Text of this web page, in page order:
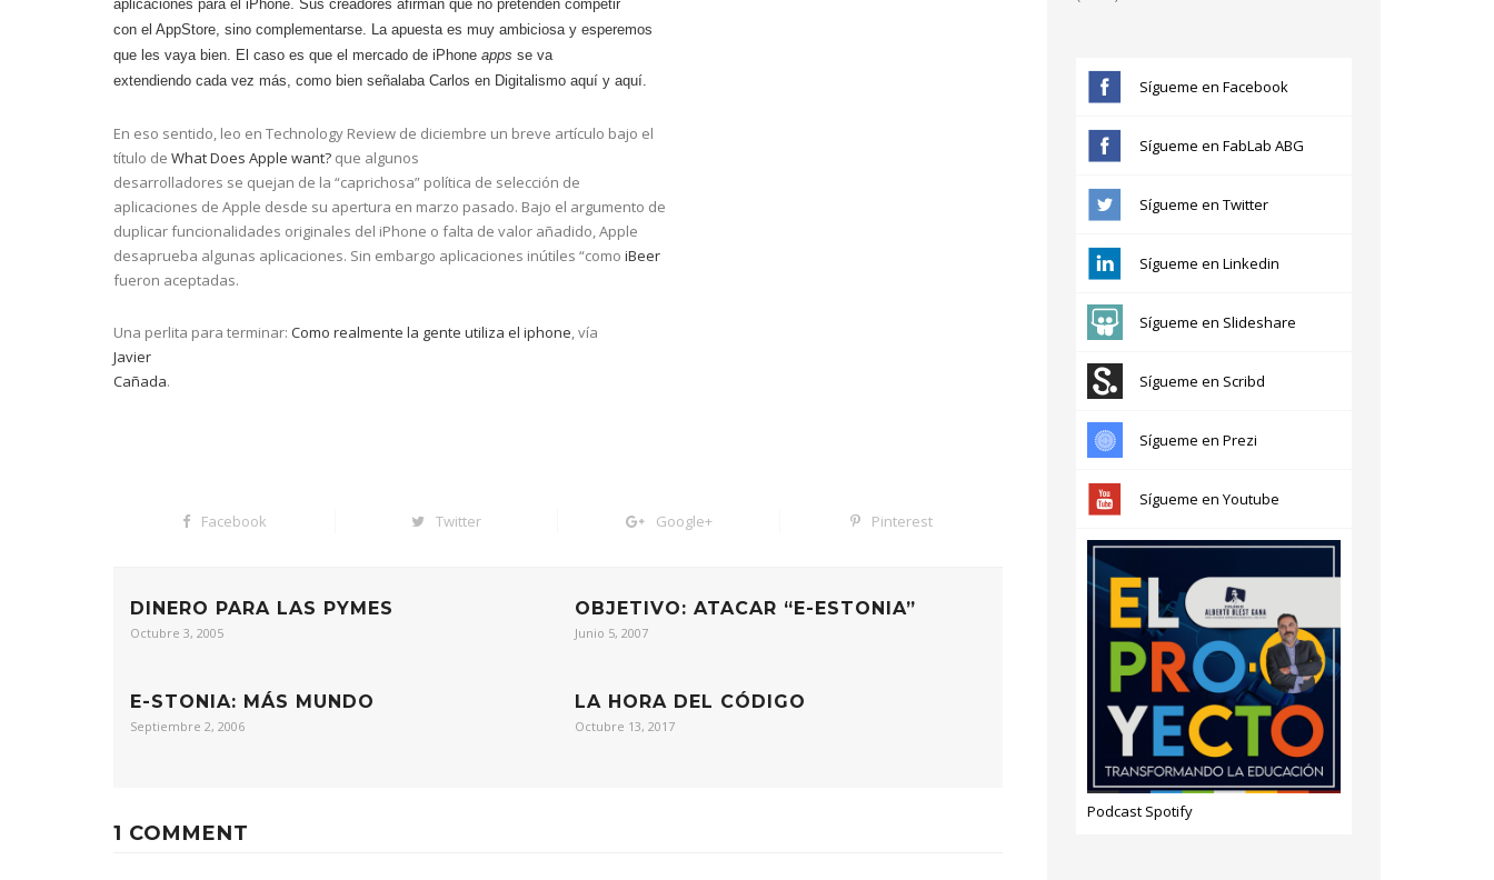
aplicaciones para el iPhone. Sus creadores afirman que no pretenden competir
con el AppStore, sino complementarse. La apuesta es muy ambiciosa y esperemos
que les vaya bien. El caso es que el mercado de iPhone apps se va
extendiendo cada vez más, como bien señalaba Carlos en Digitalismo aquí y aquí.
En eso sentido, leo en Technology Review de diciembre un breve artículo bajo el
título de What Does Apple want? que algunos
desarrolladores se quejan de la “caprichosa” política de selección de
aplicaciones de Apple desde su apertura en marzo pasado. Bajo el argumento de
duplicar funcionalidades originales del iPhone o falta de valor añadido, Apple
desaprueba algunas aplicaciones. Sin embargo aplicaciones inútiles “como iBeer
fueron aceptadas.
Una perlita para terminar: Como realmente la gente utiliza el iphone, vía
Javier
Cañada.
Facebook Twitter Google+ Pinterest
DINERO PARA LAS PYMES
Octubre 3, 2005
OBJETIVO: ATACAR “E-ESTONIA”
Junio 5, 2007
E-STONIA: MÁS MUNDO
Septiembre 2, 2006
LA HORA DEL CÓDIGO
Octubre 13, 2017
1 COMMENT
Sígueme en Facebook
Sígueme en FabLab ABG
Sígueme en Twitter
Sígueme en Linkedin
Sígueme en Slideshare
Sígueme en Scribd
Sígueme en Prezi
Sígueme en Youtube
Podcast Spotify